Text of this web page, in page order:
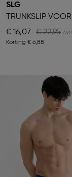
SLG
TRUNKSLIP
€ 16,07
€ 22,95
Korting € 6,88